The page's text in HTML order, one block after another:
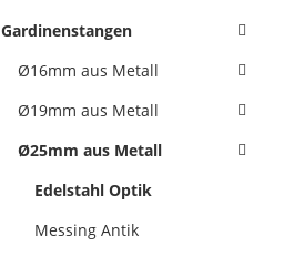
Gardinenstangen
Ø16mm aus Metall
Ø19mm aus Metall
Ø25mm aus Metall
Edelstahl Optik
Messing Antik